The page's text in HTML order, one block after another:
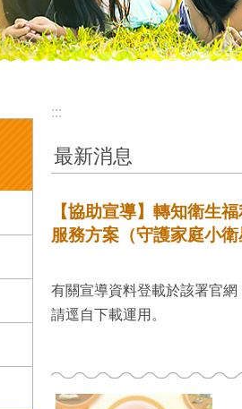
:::
最新消息
【協助宣導】轉知衛生
服務方案（守護家庭小
有關宣導資料登載於該署官網
請逕自下載運用。